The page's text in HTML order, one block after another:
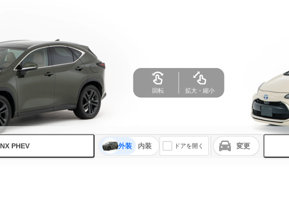
NX PHEV 外装 内装 ドアを開く 変更
回転 拡大・縮小